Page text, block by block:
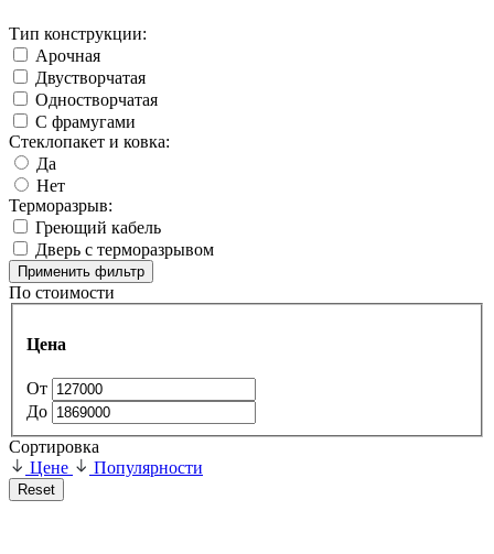
Тип конструкции:
Арочная
Двустворчатая
Одностворчатая
С фрамугами
Стеклопакет и ковка:
Да
Нет
Терморазрыв:
Греющий кабель
Дверь с терморазрывом
Применить фильтр
По стоимости
Цена
От
До
Сортировка
Цене
Популярности
Reset